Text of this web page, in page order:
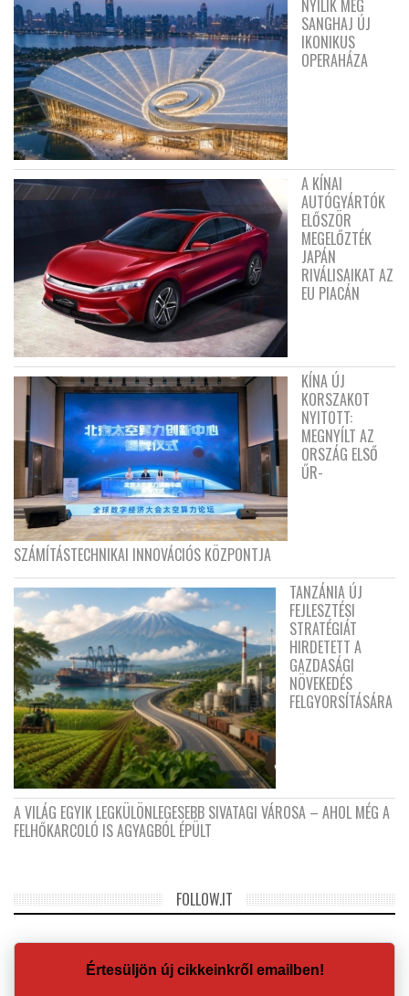
NYÍLIK MEG
SANGHAJ ÚJ
IKONIKUS
OPERAHÁZA
A KÍNAI
AUTÓGYÁRTÓK
ELŐSZÖR
MEGELŐZTÉK
JAPÁN
RIVÁLISAIKAT AZ
EU PIACÁN
KÍNA ÚJ
KORSZAKOT
NYITOTT:
MEGNYÍLT AZ
ORSZÁG ELSŐ
ŰR-
SZÁMÍTÁSTECHNIKAI INNOVÁCIÓS KÖZPONTJA
TANZÁNIA ÚJ
FEJLESZTÉSI
STRATÉGIÁT
HIRDETETT A
GAZDASÁGI
NÖVEKEDÉS
FELGYORSÍTÁSÁRA
A VILÁG EGYIK LEGKÜLÖNLEGESEBB SIVATAGI VÁROSA – AHOL MÉG A
FELHŐKARCOLÓ IS AGYAGBÓL ÉPÜLT
FOLLOW.IT
Értesüljön új cikkeinkről emailben!